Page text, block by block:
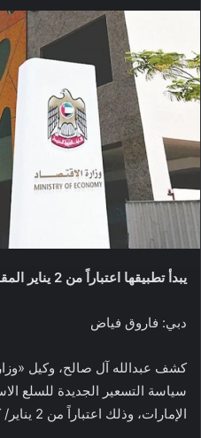
يبدأ تطبيقها اعتباراً من 2 يناير المقبل
دبي: فاروق فياض
كشف عبدالله آل صالح، وكيل
سياسة التسعير الجديدة للسلع
الإمارات، وذلك اعتباراً من 2 يناير/ كانون الثاني 2025.